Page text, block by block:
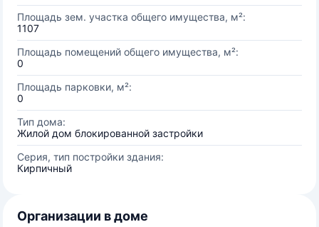
Площадь зем. участка общего имущества, м²:
1107
Площадь помещений общего имущества, м²:
0
Площадь парковки, м²:
0
Тип дома:
Жилой дом блокированной застройки
Серия, тип постройки здания:
Кирпичный
Организации в доме